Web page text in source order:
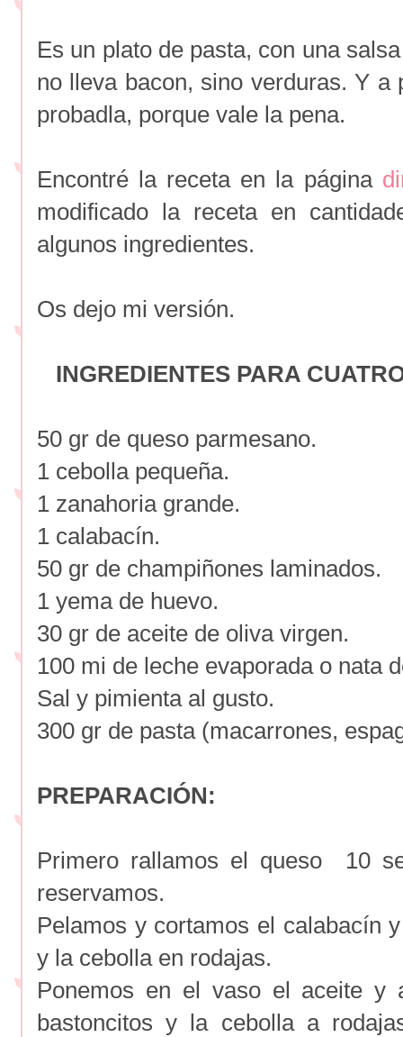
Es un plato de pasta, con una
no lleva bacon, sino verduras. Y
probadla, porque vale la pena.
Encontré la receta en la página
modificado la receta en
algunos ingredientes.
Os dejo mi versión.
INGREDIENTES PARA
50 gr de queso parmesano.
1 cebolla pequeña.
1 zanahoria grande.
1 calabacín.
50 gr de champiñones laminados.
1 yema de huevo.
30 gr de aceite de oliva virgen.
100 mi de leche evaporada o nata
Sal y pimienta al gusto.
300 gr de pasta (macarrones,
PREPARACIÓN:
Primero rallamos el queso 10
reservamos.
Pelamos y cortamos el calabacín
y la cebolla en rodajas.
Ponemos en el vaso el aceite y
bastoncitos y la cebolla a